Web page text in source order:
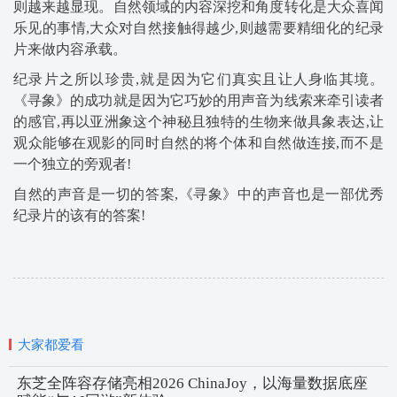
则越来越显现。自然领域的内容深挖和角度转化是大众喜闻
乐见的事情,大众对自然接触得越少,则越需要精细化的纪录
片来做内容承载。
纪录片之所以珍贵,就是因为它们真实且让人身临其境。
《寻象》的成功就是因为它巧妙的用声音为线索来牵引读者
的感官,再以亚洲象这个神秘且独特的生物来做具象表达,让
观众能够在观影的同时自然的将个体和自然做连接,而不是
一个独立的旁观者!
自然的声音是一切的答案,《寻象》中的声音也是一部优秀
纪录片的该有的答案!
大家都爱看
东芝全阵容存储亮相2026 ChinaJoy，以海量数据底座